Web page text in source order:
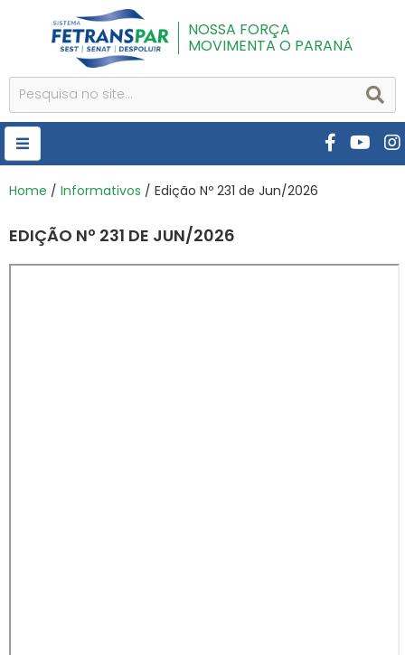
NOSSA FORÇA
MOVIMENTA O PARANÁ
HOME
Home / Informativos / Edição Nº 231 de Jun/2026
EDIÇÃO Nº 231 DE JUN/2026